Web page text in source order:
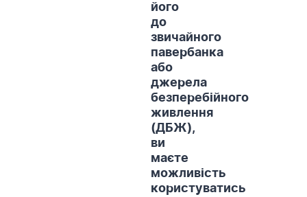
його
до
звичайного
павербанка
або
джерела
безперебійного
живлення
(ДБЖ),
ви
маєте
можливість
користуватись